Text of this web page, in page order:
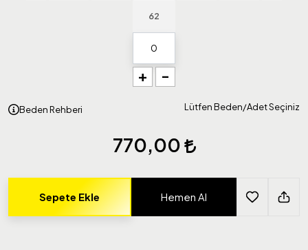
62
+ -
Beden Rehberi Lütfen Beden/Adet Seçiniz
770,00
Sepete Ekle Hemen Al